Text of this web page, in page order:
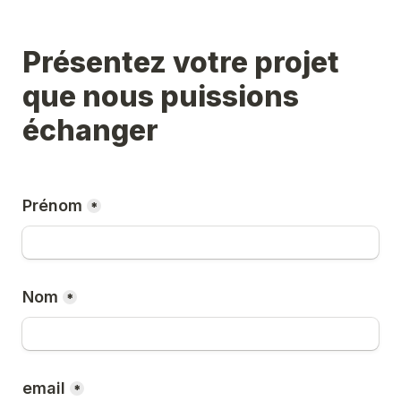
Présentez votre projet
que nous puissions
échanger
Prénom *
Nom *
email *